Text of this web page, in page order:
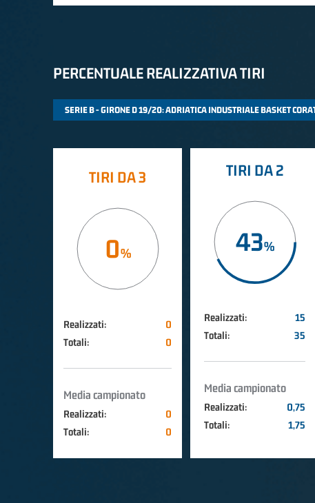
PERCENTUALE REALIZZATIVA TIRI
TIRI DA 3
0
Realizzati:
0
Totali:
0
Media campionato
Realizzati:
0
Totali:
0
TIRI DA 2
43
Realizzati:
15
Totali:
35
Media campionato
Realizzati:
0,75
Totali:
1,75